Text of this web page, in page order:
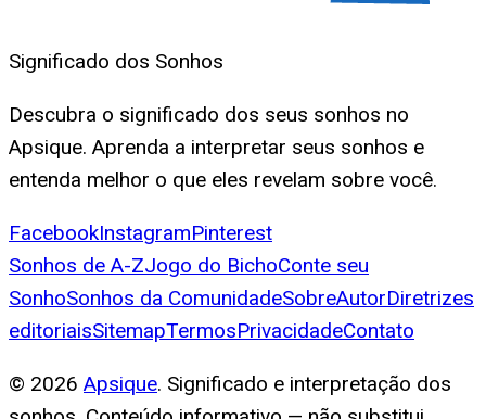
Significado dos Sonhos
Descubra o significado dos seus sonhos no
Apsique. Aprenda a interpretar seus sonhos e
entenda melhor o que eles revelam sobre você.
FacebookInstagramPinterest
Sonhos de A-ZJogo do BichoConte seu
SonhoSonhos da ComunidadeSobreAutorDiretrizes
editoriaisSitemapTermosPrivacidadeContato
© 2026 Apsique. Significado e interpretação dos